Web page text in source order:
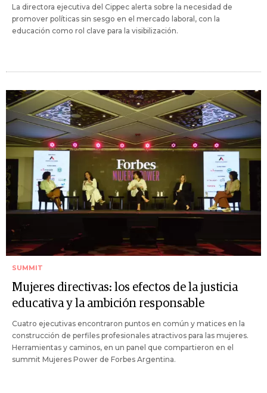
La directora ejecutiva del Cippec alerta sobre la necesidad de
promover políticas sin sesgo en el mercado laboral, con la
educación como rol clave para la visibilización.
SUMMIT
Mujeres directivas: los efectos de la justicia
educativa y la ambición responsable
Cuatro ejecutivas encontraron puntos en común y matices en la
construcción de perfiles profesionales atractivos para las mujeres.
Herramientas y caminos, en un panel que compartieron en el
summit Mujeres Power de Forbes Argentina.